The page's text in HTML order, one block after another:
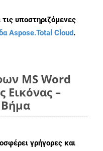
υποστηριζόμενες
Aspose.Total Cloud.
MS Word
Εικόνας –
γρήγορες και